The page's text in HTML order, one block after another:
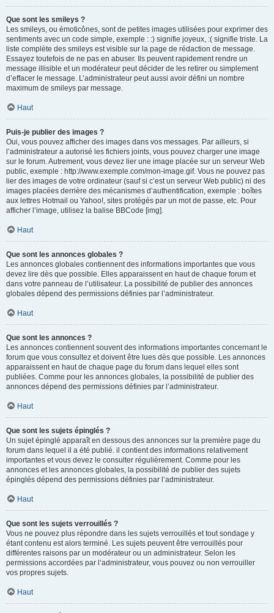
Que sont les smileys ?
Les smileys, ou émoticônes, sont de petites images utilisées pour exprimer des
sentiments avec un code simple, exemple : :) signifie joyeux, :( signifie triste. La
liste complète des smileys est visible sur la page de rédaction de message.
Essayez toutefois de ne pas en abuser. Ils peuvent rapidement rendre un
message illisible et un modérateur peut décider de les retirer ou simplement
d’effacer le message. L’administrateur peut aussi avoir défini un nombre
maximum de smileys par message.
Haut
Puis-je publier des images ?
Oui, vous pouvez afficher des images dans vos messages. Par ailleurs, si
l’administrateur a autorisé les fichiers joints, vous pouvez charger une image
sur le forum. Autrement, vous devez lier une image placée sur un serveur Web
public, exemple : http://www.exemple.com/mon-image.gif. Vous ne pouvez pas
lier des images de votre ordinateur (sauf si c’est un serveur Web public) ni des
images placées derrière des mécanismes d’authentification, exemple : boîtes
aux lettres Hotmail ou Yahoo!, sites protégés par un mot de passe, etc. Pour
afficher l’image, utilisez la balise BBCode [img].
Haut
Que sont les annonces globales ?
Les annonces globales contiennent des informations importantes que vous
devez lire dès que possible. Elles apparaissent en haut de chaque forum et
dans votre panneau de l’utilisateur. La possibilité de publier des annonces
globales dépend des permissions définies par l’administrateur.
Haut
Que sont les annonces ?
Les annonces contiennent souvent des informations importantes concernant le
forum que vous consultez et doivent être lues dès que possible. Les annonces
apparaissent en haut de chaque page du forum dans lequel elles sont
publiées. Comme pour les annonces globales, la possibilité de publier des
annonces dépend des permissions définies par l’administrateur.
Haut
Que sont les sujets épinglés ?
Un sujet épinglé apparaît en dessous des annonces sur la première page du
forum dans lequel il a été publié. il contient des informations relativement
importantes et vous devez le consulter régulièrement. Comme pour les
annonces et les annonces globales, la possibilité de publier des sujets
épinglés dépend des permissions définies par l’administrateur.
Haut
Que sont les sujets verrouillés ?
Vous ne pouvez plus répondre dans les sujets verrouillés et tout sondage y
étant contenu est alors terminé. Les sujets peuvent être verrouillés pour
différentes raisons par un modérateur ou un administrateur. Selon les
permissions accordées par l’administrateur, vous pouvez ou non verrouiller
vos propres sujets.
Haut